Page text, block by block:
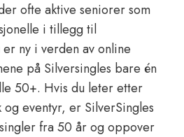
ofte aktive seniorer som
i tillegg til
ny i verden av online
på Silversingles bare én
50+. Hvis du leter etter
eventyr, er SilverSingles
fra 50 år og oppover